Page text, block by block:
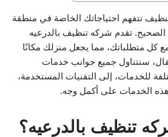
تتفهم احتياجاتك الخاصة في منطقة
الصحيح. تقدم شركه تنظيف بالدرعيه
كل متطلباتك، مما يجعل منزلك مكانًا
سنتناول جميع جوانب خدمات
للخدمات، إلى التقنيات المستخدمة،
هذه الخدمات على أكمل وجه.
تنظيف بالدرعيه؟